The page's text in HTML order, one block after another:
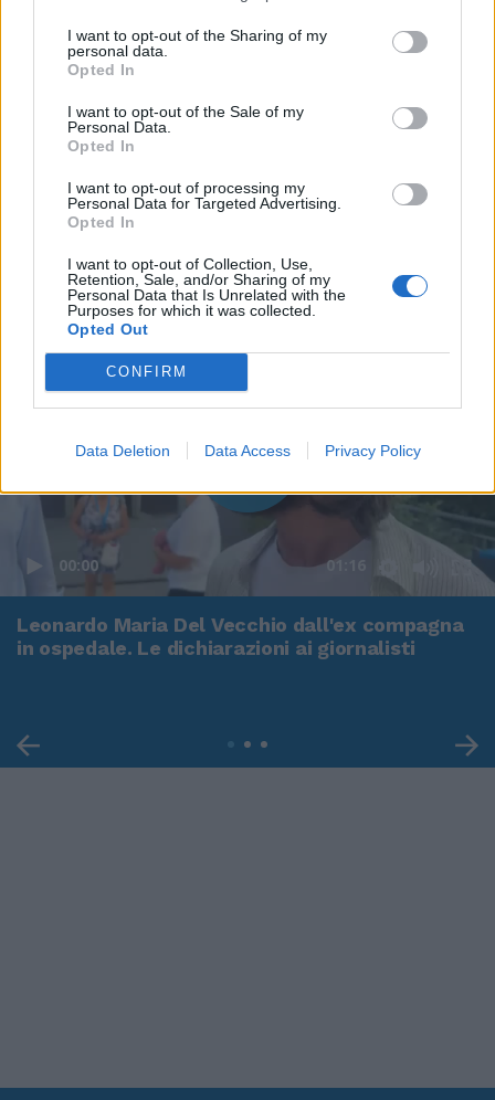
I want to opt-out of the Sharing of my
personal data.
Opted In
I want to opt-out of the Sale of my
Personal Data.
Opted In
I want to opt-out of processing my
Personal Data for Targeted Advertising.
Opted In
I want to opt-out of Collection, Use,
Retention, Sale, and/or Sharing of my
Personal Data that Is Unrelated with the
Purposes for which it was collected.
Opted Out
CONFIRM
Data Deletion Data Access Privacy Policy
00:00 01:16
Leonardo Maria Del Vecchio dall'ex compagna
in ospedale. Le dichiarazioni ai giornalisti